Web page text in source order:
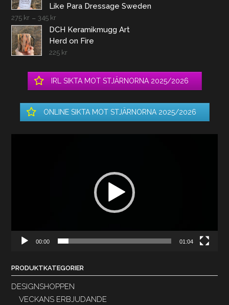
Like Para Dressage Sweden
275 kr – 345 kr
DCH Keramikmugg Art
Herd on Fire
225 kr
IRL SIKTA MOT STJÄRNORNA 2025/2026
ONLINE SIKTA MOT STJÄRNORNA 2025/2026
00:00 01:04
PRODUKTKATEGORIER
DESIGNSHOPPEN
VECKANS ERBJUDANDE